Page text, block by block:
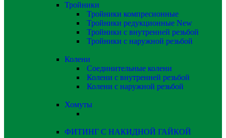
Тройники
Тройники компресионные
Тройники редукционные New
Тройники с внутренней резьбой
Тройники с наружной резьбой
Колени
Соединительные колени
Колени с внутренней резьбой
Колени с наружной резьбой
Хомуты
ФИТИНГ С НАКИДНОЙ ГАЙКОЙ